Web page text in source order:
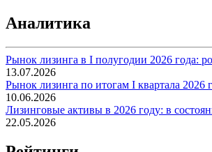
Аналитика
Рынок лизинга в I полугодии 2026 года:
13.07.2026
Рынок лизинга по итогам I квартала 2026
10.06.2026
Лизинговые активы в 2026 году: в
22.05.2026